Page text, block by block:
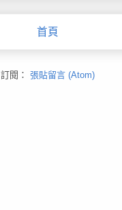
首頁
訂閱： 張貼留言 (Atom)